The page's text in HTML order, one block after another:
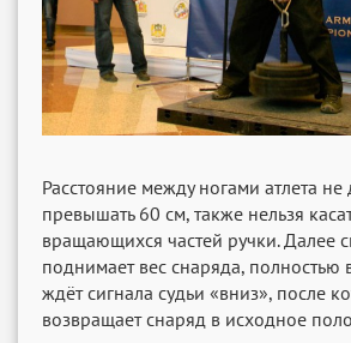
Расстояние между ногами атлета
превышать 60 см, также нельзя
вращающихся частей ручки. Далее
поднимает вес снаряда, полностью
ждёт сигнала судьи «вниз», после
возвращает снаряд в исходное